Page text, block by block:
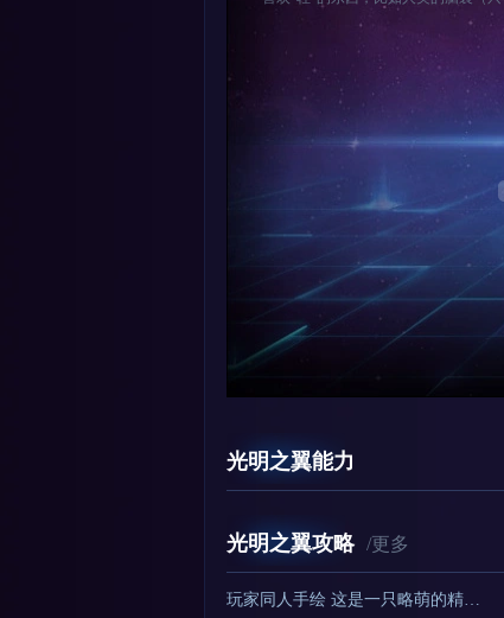
光明之翼能力
光明之翼攻略 /更多
玩家同人手绘 这是一只略萌的精…